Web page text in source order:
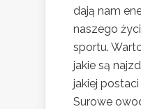
dają nam
naszego
sportu.
jakie są
jakiej
Surowe